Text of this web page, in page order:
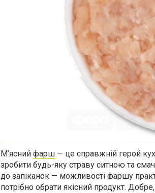
М’ясний фарш — це справжній герой
зробити будь-яку страву ситною та
до запіканок — можливості фаршу
потрібно обрати якісний продукт.